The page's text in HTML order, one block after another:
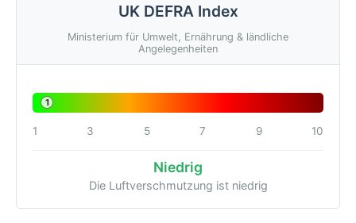
UK DEFRA Index
Ministerium für Umwelt, Ernährung & ländliche
Angelegenheiten
1
1 3 5 7 9 10
Niedrig
Die Luftverschmutzung ist niedrig